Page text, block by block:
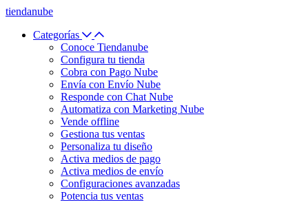
tiendanube
Categorías
Conoce Tiendanube
Configura tu tienda
Cobra con Pago Nube
Envía con Envío Nube
Responde con Chat Nube
Automatiza con Marketing Nube
Vende offline
Gestiona tus ventas
Personaliza tu diseño
Activa medios de pago
Activa medios de envío
Configuraciones avanzadas
Potencia tus ventas